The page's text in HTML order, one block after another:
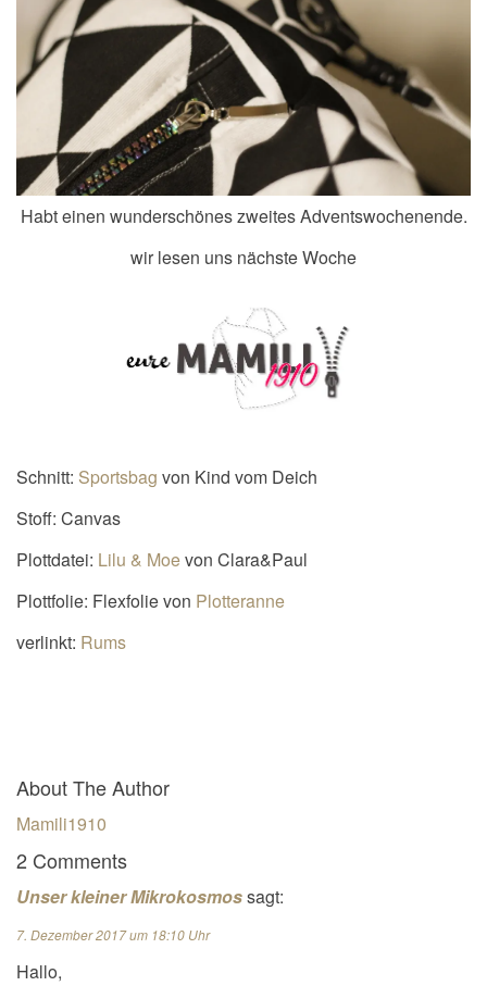
Habt einen wunderschönes zweites Adventswochenende.
wir lesen uns nächste Woche
Schnitt: Sportsbag von Kind vom Deich
Stoff: Canvas
Plottdatei: Lilu & Moevon Clara&Paul
Plottfolie: Flexfolie von Plotteranne
verlinkt: Rums
About The Author
Mamili1910
2 Comments
Unser kleiner Mikrokosmossagt:
7. Dezember 2017 um 18:10 Uhr
Hallo,